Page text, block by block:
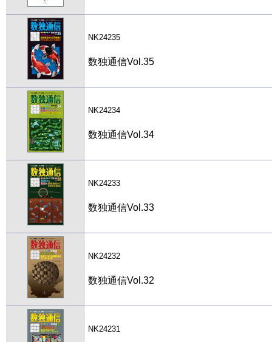
NK24235
数独通信Vol.35
NK24234
数独通信Vol.34
NK24233
数独通信Vol.33
NK24232
数独通信Vol.32
NK24231